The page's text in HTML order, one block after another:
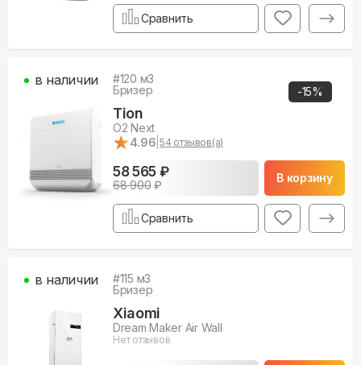
Сравнить
-15%
#120 м3
Бризер
Tion
O2 Next
★
★4.96 |54 отзывов(а)
58 565 ₽
68 900₽
В корзину
в наличии
Сравнить
#115 м3
Бризер
Xiaomi
Dream Maker Air Wall
Нет отзывов
в наличии